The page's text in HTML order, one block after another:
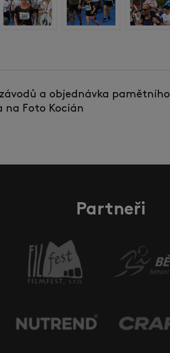
a objednávka pamětního
Foto Kocián
Partneři